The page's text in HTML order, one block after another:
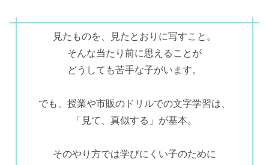
見たものを、見たとおりに写すこと。
そんな当たり前に思えることが
どうしても苦手な子がいます。
でも、授業や市販のドリルでの文字学習は、
「見て、真似する」が基本。
そのやり方では学びにくい子のために